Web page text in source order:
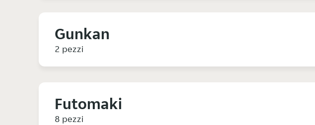
Gunkan
2 pezzi
Futomaki
8 pezzi